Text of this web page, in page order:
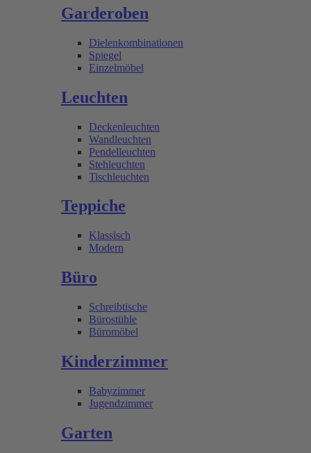
Garderoben
Dielenkombinationen
Spiegel
Einzelmöbel
Leuchten
Deckenleuchten
Wandleuchten
Pendelleuchten
Stehleuchten
Tischleuchten
Teppiche
Klassisch
Modern
Büro
Schreibtische
Bürostühle
Büromöbel
Kinderzimmer
Babyzimmer
Jugendzimmer
Garten